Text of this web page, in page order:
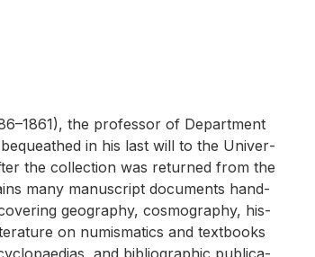
the pro­fes­sor of De­part­ment
in his last will to the Uni­ver­
the col­lec­tion was re­turned from the
many man­u­script doc­u­ments hand­
ge­og­ra­phy, cos­mog­ra­phy, his­
on nu­mis­mat­ics and text­books
and bib­li­o­graphic pub­li­ca­